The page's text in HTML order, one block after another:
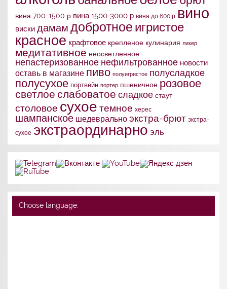
вина 700-1500 р вина 1500-3000 р вина до 600 р вино
виски дамам добротное игристое
красное крафтовое крепленое кулинария ликер
медитативное неосветленное
непастеризованное нефильтрованное новости
оставь в магазине пиво полуигристое полусладкое
полусухое портвейн портер пшеничное розовое
светлое слабоватое сладкое стаут
столовое сухое темное херес
шампанское шедеврально экстра-брют экстра-
сухое экстраординарно эль
Choose language: